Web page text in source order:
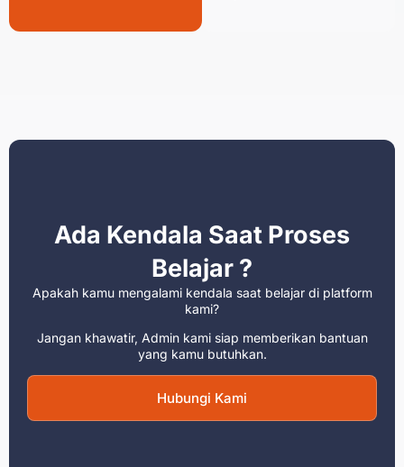
Ada Kendala Saat Proses
Belajar ?
Apakah kamu mengalami kendala saat belajar di platform
kami?
Jangan khawatir, Admin kami siap memberikan bantuan
yang kamu butuhkan.
Hubungi Kami